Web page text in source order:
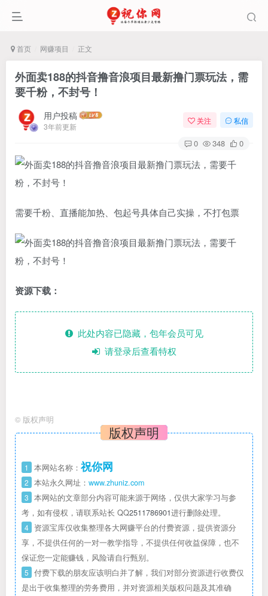
首页 网赚项目 正文
外面卖188的抖音撸音浪项目最新撸门票玩法，需
要千粉，不封号！
用户投稿
3年前更新
关注 私信
0 348 0
需要千粉、直播能加热、包起号具体自己实操，不打包票
资源下载：
此处内容已隐藏，包年会员可见
请登录后查看特权
© 版权声明
版权声明
1 本网站名称： 祝你网
2 本站永久网址： www.zhuniz.com
3 本网站的文章部分内容可能来源于网络，仅供大家学习与参
考，如有侵权，请联系站长 QQ2511786901进行删除处理。
4 资源宝库仅收集整理各大网赚平台的付费资源，提供资源分
享，不提供任何的一对一教学指导，不提供任何收益保障，也不
保证您一定能赚钱，风险请自行甄别。
5 付费下载的朋友应该明白并了解，我们对部分资源进行收费仅
是出于收集整理的劳务费用，并对资源相关版权问题及其准确